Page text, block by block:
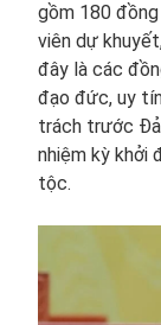
gồm 180
viên dự
đây là các
đạo đức, uy
trách trước
nhiệm kỳ khởi
tộc.